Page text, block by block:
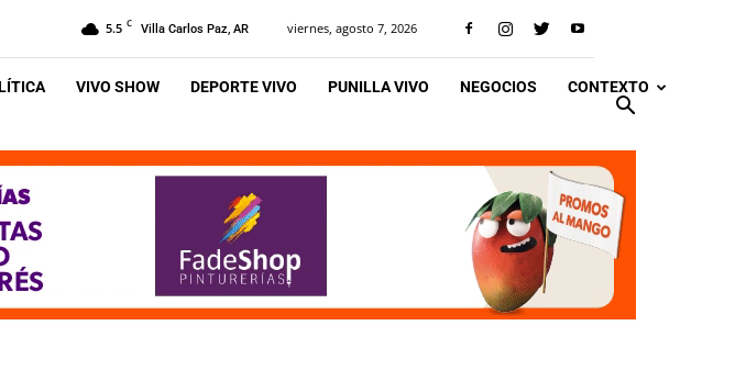
5.5 C Villa Carlos Paz, AR viernes, agosto 7, 2026
VIVO SHOW DEPORTE VIVO PUNILLA VIVO NEGOCIOS CONTEXTO